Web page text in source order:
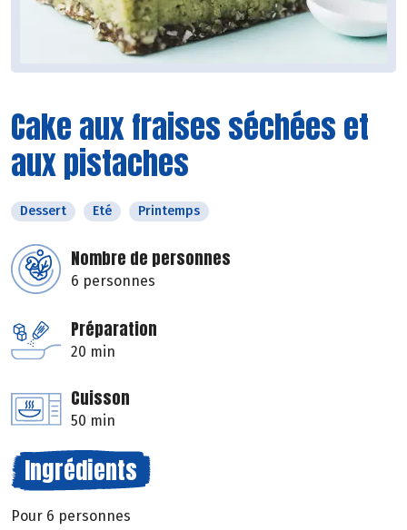
Cake aux fraises séchées et
aux pistaches
Dessert Eté Printemps
Nombre de personnes
6 personnes
Préparation
20 min
Cuisson
50 min
Ingrédients
Pour 6 personnes